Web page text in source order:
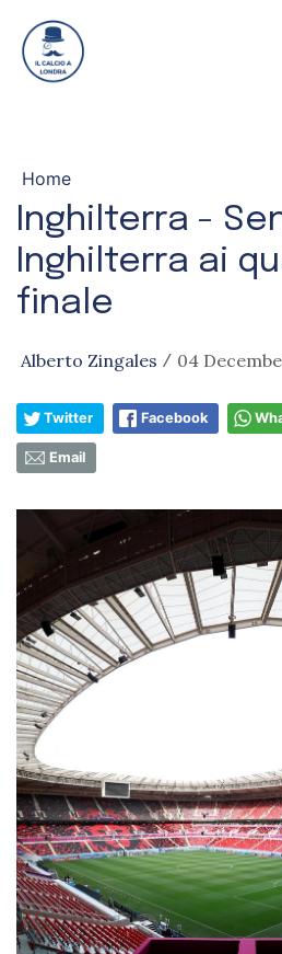
Home
Inghilterra -
Inghilterra ai
finale
Alberto Zingales / 04
Twitter Facebook
Email